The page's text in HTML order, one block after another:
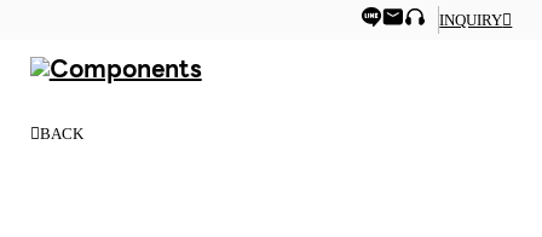
INQUIRY
BACK